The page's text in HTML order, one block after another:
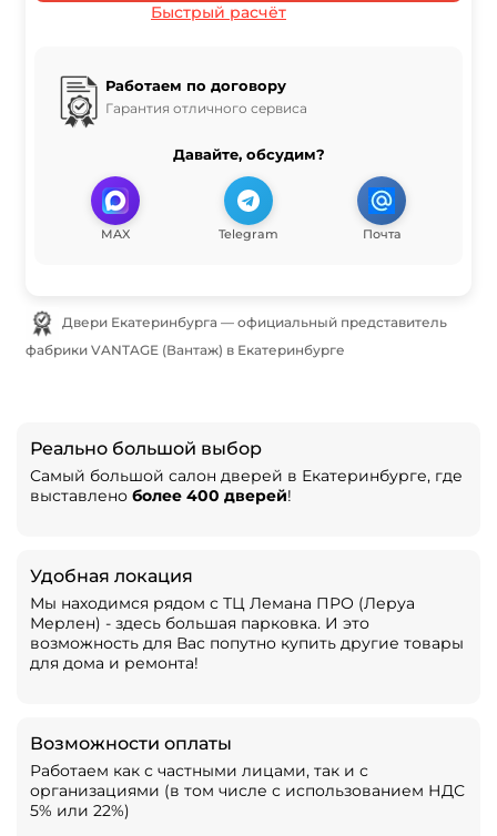
Быстрый расчёт
Работаем по договору
Гарантия отличного сервиса
Давайте, обсудим?
MAX Telegram Почта
фабрики VANTAGE (Вантаж) в Екатеринбурге
Реально большой выбор
Самый большой салон дверей в Екатеринбурге, где
выставлено более 400 дверей!
Удобная локация
Мы находимся рядом с ТЦ Лемана ПРО (Леруа
Мерлен) - здесь большая парковка. И это
возможность для Вас попутно купить другие товары
для дома и ремонта!
Возможности оплаты
Работаем как с частными лицами, так и с
организациями (в том числе с использованием НДС
5% или 22%)